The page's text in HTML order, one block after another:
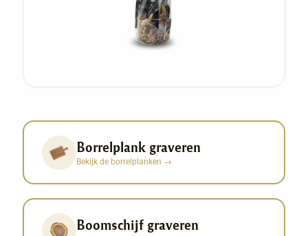
Borrelplank graveren
Bekijk de borrelplanken →
Boomschijf graveren